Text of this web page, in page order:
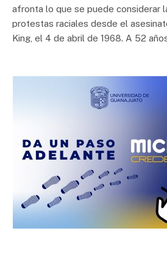
afronta lo que se puede considerar
protestas raciales desde el
King, el 4 de abril de 1968. A 52